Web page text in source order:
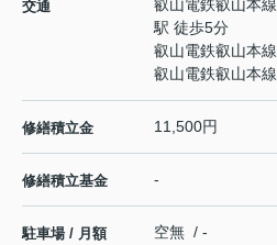
交通 叡山電鉄叡山本線
駅 徒歩5分
叡山電鉄叡山本線
叡山電鉄叡山本線
修繕積立金 11,500円
修繕積立基金 -
駐車場 / 月額 空無 / -